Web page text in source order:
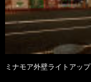
ミナモア外壁ライトアップ